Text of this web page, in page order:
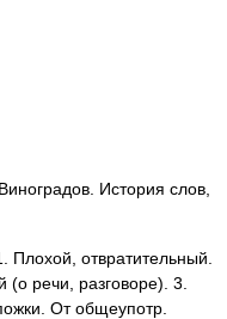
История слов,
отвратительный.
речи, разговоре). 3.
От общеупотр.